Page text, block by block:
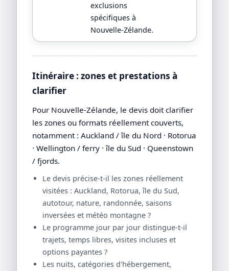
exclusions
spécifiques à
Nouvelle-Zélande.
Itinéraire : zones et prestations à
clarifier
Pour Nouvelle-Zélande, le devis doit clarifier
les zones ou formats réellement couverts,
notamment : Auckland / île du Nord · Rotorua
· Wellington / ferry · île du Sud · Queenstown
/ fjords.
Le devis précise-t-il les zones réellement
visitées : Auckland, Rotorua, île du Sud,
autotour, nature, randonnée, saisons
inversées et météo montagne ?
Le programme jour par jour distingue-t-il
trajets, temps libres, visites incluses et
options payantes ?
Les nuits, catégories d'hébergement,